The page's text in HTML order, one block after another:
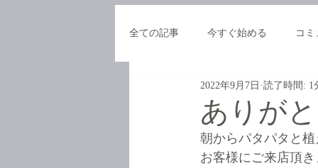
全ての記事 今すぐ始める コ
ありが
2022年9月7日 読了時間: 1
朝からパタパタと
お客様にご来店頂